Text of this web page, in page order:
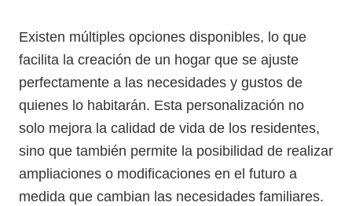
Existen múltiples opciones disponibles, lo que
facilita la creación de un hogar que se ajuste
perfectamente a las necesidades y gustos de
quienes lo habitarán. Esta personalización no
solo mejora la calidad de vida de los residentes,
sino que también permite la posibilidad de realizar
ampliaciones o modificaciones en el futuro a
medida que cambian las necesidades familiares.